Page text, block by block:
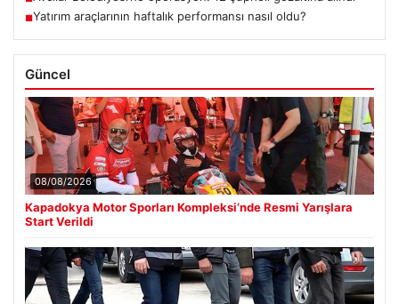
■Yatırım araçlarının haftalık performansı nasıl oldu?
Güncel
08/08/2026
Kapadokya Motor Sporları Kompleksi’nde Resmi Yarışlara
Start Verildi